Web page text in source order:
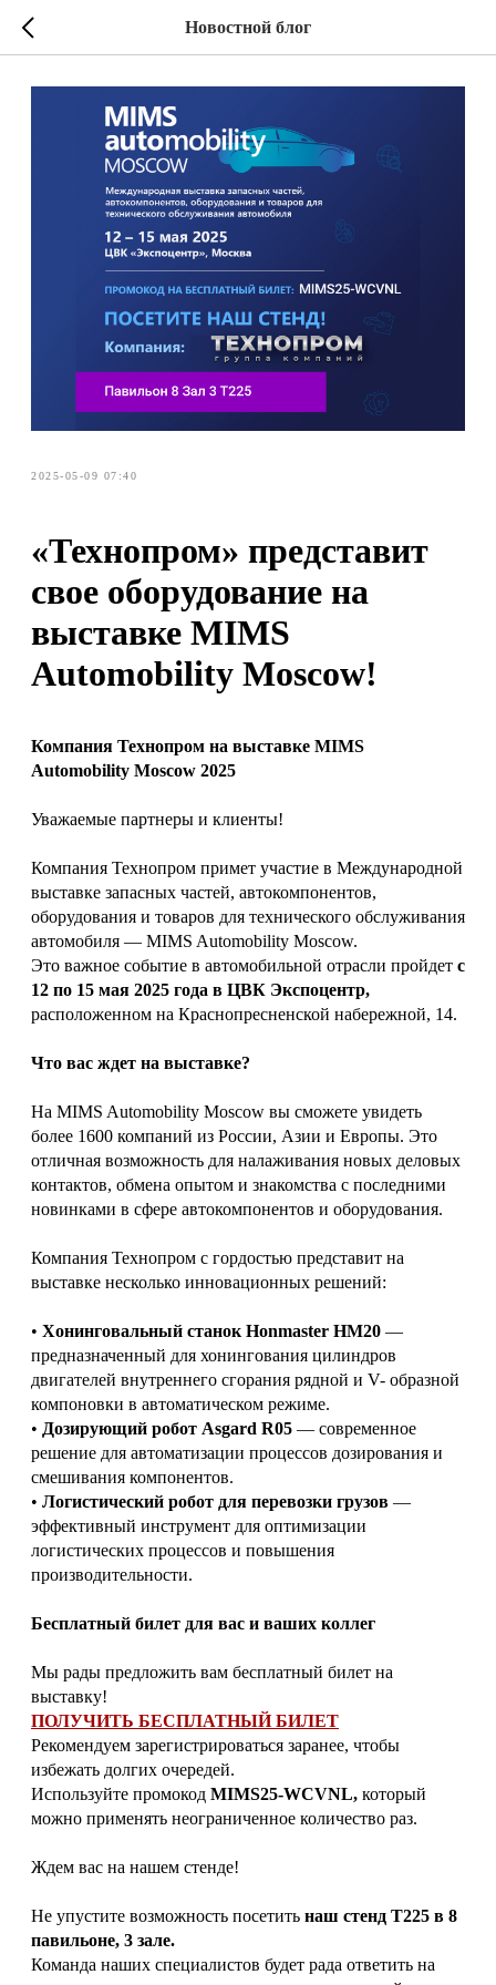
Новостной блог
2025-05-09 07:40
«Технопром» представит
свое оборудование на
выставке MIMS
Automobility Moscow!
Компания Технопром на выставке MIMS
Automobility Moscow 2025
Уважаемые партнеры и клиенты!
Компания Технопром примет участие в Международной
выставке запасных частей, автокомпонентов,
оборудования и товаров для технического обслуживания
автомобиля — MIMS Automobility Moscow.
Это важное событие в автомобильной отрасли пройдет с
12 по 15 мая 2025 года в ЦВК Экспоцентр,
расположенном на Краснопресненской набережной, 14.
Что вас ждет на выставке?
На MIMS Automobility Moscow вы сможете увидеть
более 1600 компаний из России, Азии и Европы. Это
отличная возможность для налаживания новых деловых
контактов, обмена опытом и знакомства с последними
новинками в сфере автокомпонентов и оборудования.
Компания Технопром с гордостью представит на
выставке несколько инновационных решений:
• Хонинговальный станок Honmaster HM20 —
предназначенный для хонингования цилиндров
двигателей внутреннего сгорания рядной и V- образной
компоновки в автоматическом режиме.
• Дозирующий робот Asgard R05 — современное
решение для автоматизации процессов дозирования и
смешивания компонентов.
• Логистический робот для перевозки грузов —
эффективный инструмент для оптимизации
логистических процессов и повышения
производительности.
Бесплатный билет для вас и ваших коллег
Мы рады предложить вам бесплатный билет на
выставку!
ПОЛУЧИТЬ БЕСПЛАТНЫЙ БИЛЕТ
Рекомендуем зарегистрироваться заранее, чтобы
избежать долгих очередей.
Используйте промокод MIMS25-WCVNL, который
можно применять неограниченное количество раз.
Ждем вас на нашем стенде!
Не упустите возможность посетить наш стенд T225 в 8
павильоне, 3 зале.
Команда наших специалистов будет рада ответить на